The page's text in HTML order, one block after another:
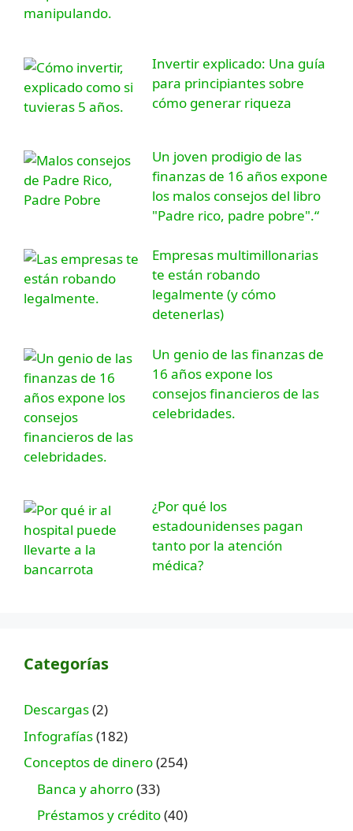
Invertir explicado: Una guía
para principiantes sobre
cómo generar riqueza
Un joven prodigio de las
finanzas de 16 años expone
los malos consejos del libro
"Padre rico, padre pobre".“
Empresas multimillonarias
te están robando
legalmente (y cómo
detenerlas)
Un genio de las finanzas de
16 años expone los
consejos financieros de las
celebridades.
¿Por qué los
estadounidenses pagan
tanto por la atención
médica?
Categorías
Descargas(2)
Infografías(182)
Conceptos de dinero(254)
Banca y ahorro(33)
Préstamos y crédito(40)